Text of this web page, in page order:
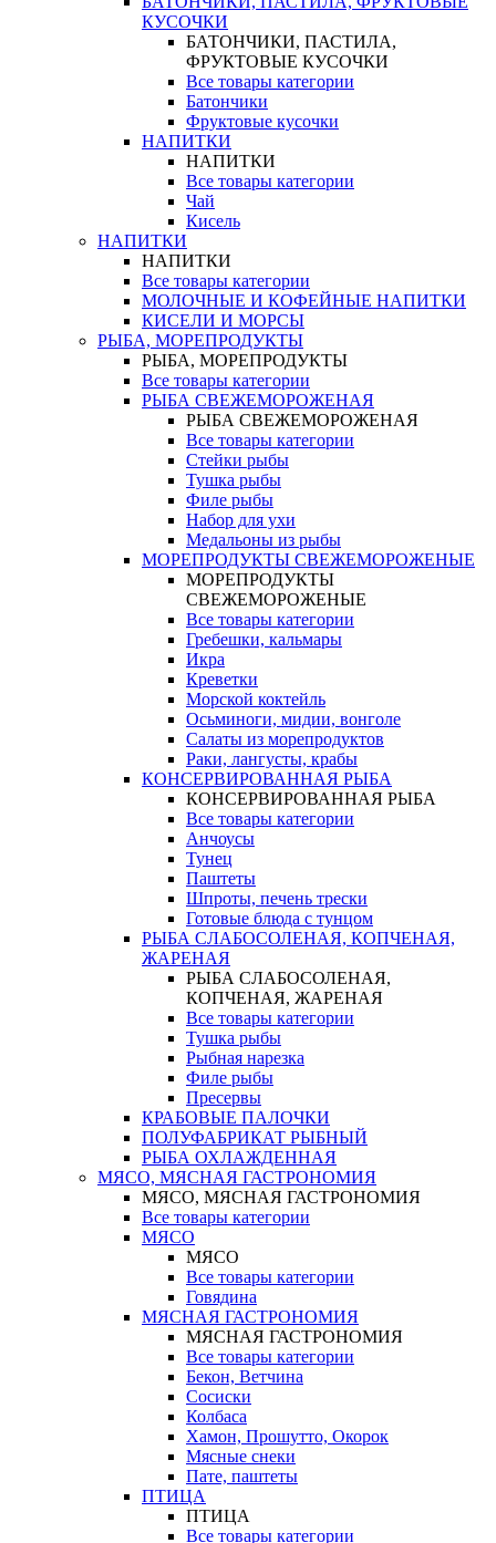
КУСОЧКИ
БАТОНЧИКИ, ПАСТИЛА,
ФРУКТОВЫЕ КУСОЧКИ
Все товары категории
Батончики
Фруктовые кусочки
НАПИТКИ
НАПИТКИ
Все товары категории
Чай
Кисель
НАПИТКИ
НАПИТКИ
Все товары категории
МОЛОЧНЫЕ И КОФЕЙНЫЕ НАПИТКИ
КИСЕЛИ И МОРСЫ
РЫБА, МОРЕПРОДУКТЫ
РЫБА, МОРЕПРОДУКТЫ
Все товары категории
РЫБА СВЕЖЕМОРОЖЕНАЯ
РЫБА СВЕЖЕМОРОЖЕНАЯ
Все товары категории
Стейки рыбы
Тушка рыбы
Филе рыбы
Набор для ухи
Медальоны из рыбы
МОРЕПРОДУКТЫ СВЕЖЕМОРОЖЕНЫЕ
МОРЕПРОДУКТЫ
СВЕЖЕМОРОЖЕНЫЕ
Все товары категории
Гребешки, кальмары
Икра
Креветки
Морской коктейль
Осьминоги, мидии, вонголе
Салаты из морепродуктов
Раки, лангусты, крабы
КОНСЕРВИРОВАННАЯ РЫБА
КОНСЕРВИРОВАННАЯ РЫБА
Все товары категории
Анчоусы
Тунец
Паштеты
Шпроты, печень трески
Готовые блюда с тунцом
РЫБА СЛАБОСОЛЕНАЯ, КОПЧЕНАЯ,
ЖАРЕНАЯ
РЫБА СЛАБОСОЛЕНАЯ,
КОПЧЕНАЯ, ЖАРЕНАЯ
Все товары категории
Тушка рыбы
Рыбная нарезка
Филе рыбы
Пресервы
КРАБОВЫЕ ПАЛОЧКИ
ПОЛУФАБРИКАТ РЫБНЫЙ
РЫБА ОХЛАЖДЕННАЯ
МЯСО, МЯСНАЯ ГАСТРОНОМИЯ
МЯСО, МЯСНАЯ ГАСТРОНОМИЯ
Все товары категории
МЯСО
МЯСО
Все товары категории
Говядина
МЯСНАЯ ГАСТРОНОМИЯ
МЯСНАЯ ГАСТРОНОМИЯ
Все товары категории
Бекон, Ветчина
Сосиски
Колбаса
Хамон, Прошутто, Окорок
Мясные снеки
Пате, паштеты
ПТИЦА
ПТИЦА
Все товары категории